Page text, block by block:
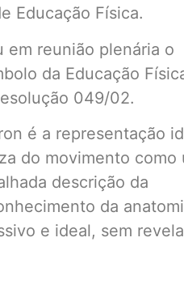
Educação Física.
em reunião plenária o
da Educação
049/02.
é a representação
do movimento como
descrição da
da
e ideal, sem